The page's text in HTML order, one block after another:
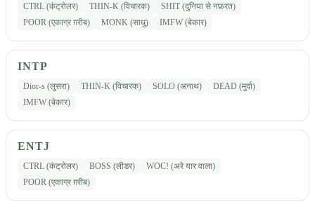
CTRL (कंट्रोलर) THIN-K (विचारक)
SHIT (दुनिया से नफ़रत)
POOR (एकाग्र ग़रीब)
MONK (साधु) IMFW (बेकार)
INTP
Dior-s (लुसरा) THIN-K (विचारक) SOLO (अनाथ)
DEAD (मुर्दा)
IMFW (बेकार)
ENTJ
CTRL (कंट्रोलर) BOSS (लीडर)
WOC! (अरे यार वाला)
POOR (एकाग्र ग़रीब)